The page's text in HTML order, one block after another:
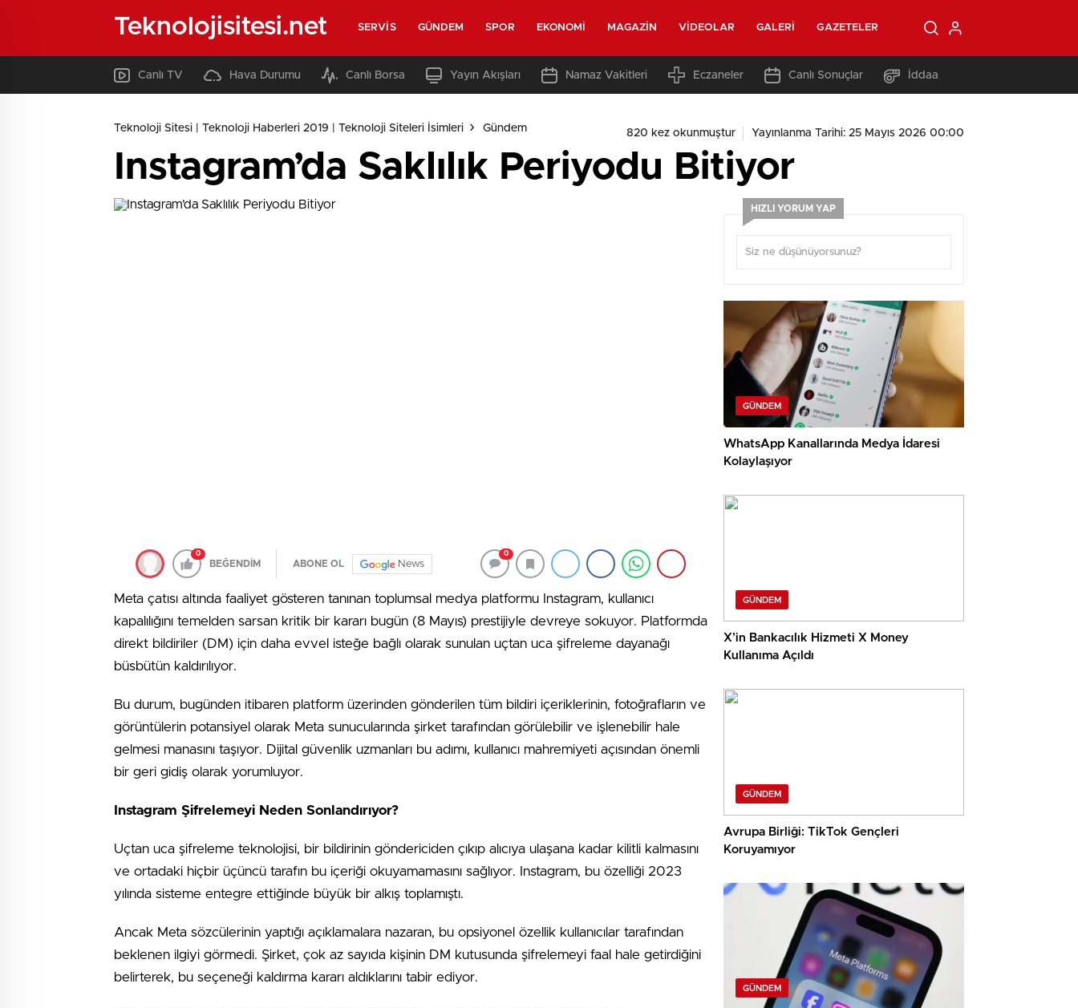
Teknolojisitesi.net SERVIS GÜNDEM SPOR EKONOMI MAGAZIN VIDEOLAR GALERI GAZETELER
Canlı TV Hava Durumu Canlı Borsa Yayın Akışları Namaz Vakitleri Eczaneler Canlı Sonuçlar İddaa
Teknoloji Sitesi | Teknoloji Haberleri 2019 | Teknoloji Siteleri İsimleri Gündem 820 kez okunmuştur Yayınlanma Tarihi: 25 Mayıs 2026 00:00
Instagram’da Saklılık Periyodu Bitiyor
0
BEĞENDİM ABONE OL News
0
Meta çatısı altında faaliyet gösteren tanınan toplumsal medya platformu Instagram, kullanıcı
kapalılığını temelden sarsan kritik bir kararı bugün (8 Mayıs) prestijiyle devreye sokuyor. Platformda
direkt bildiriler (DM) için daha evvel isteğe bağlı olarak sunulan uçtan uca şifreleme dayanağı
büsbütün kaldırılıyor.
Bu durum, bugünden itibaren platform üzerinden gönderilen tüm bildiri içeriklerinin, fotoğrafların ve
görüntülerin potansiyel olarak Meta sunucularında şirket tarafından görülebilir ve işlenebilir hale
gelmesi manasını taşıyor. Dijital güvenlik uzmanları bu adımı, kullanıcı mahremiyeti açısından önemli
bir geri gidiş olarak yorumluyor.
Instagram Şifrelemeyi Neden Sonlandırıyor?
Uçtan uca şifreleme teknolojisi, bir bildirinin göndericiden çıkıp alıcıya ulaşana kadar kilitli kalmasını
ve ortadaki hiçbir üçüncü tarafın bu içeriği okuyamamasını sağlıyor. Instagram, bu özelliği 2023
yılında sisteme entegre ettiğinde büyük bir alkış toplamıştı.
Ancak Meta sözcülerinin yaptığı açıklamalara nazaran, bu opsiyonel özellik kullanıcılar tarafından
beklenen ilgiyi görmedi. Şirket, çok az sayıda kişinin DM kutusunda şifrelemeyi faal hale getirdiğini
belirterek, bu seçeneği kaldırma kararı aldıklarını tabir ediyor.
HIZLI YORUM YAP
GÜNDEM
WhatsApp Kanallarında Medya İdaresi
Kolaylaşıyor
GÜNDEM
X’in Bankacılık Hizmeti X Money
Kullanıma Açıldı
GÜNDEM
Avrupa Birliği: TikTok Gençleri
Koruyamıyor
GÜNDEM